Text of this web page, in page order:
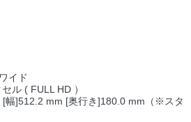
イド
ル ( FULL HD ）
幅]512.2 mm [奥行き]180.0 mm（※スタ